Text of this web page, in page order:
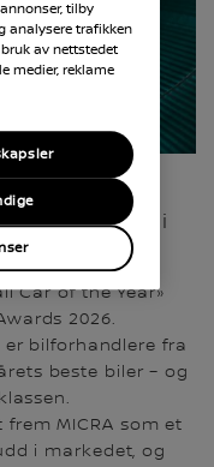
2026» i
Car of the Year»
2026.
bilforhandlere fra
beste biler – og
MICRA som et
i markedet, og
tilby
analysere trafikken
av nettstedet
medier, reklame